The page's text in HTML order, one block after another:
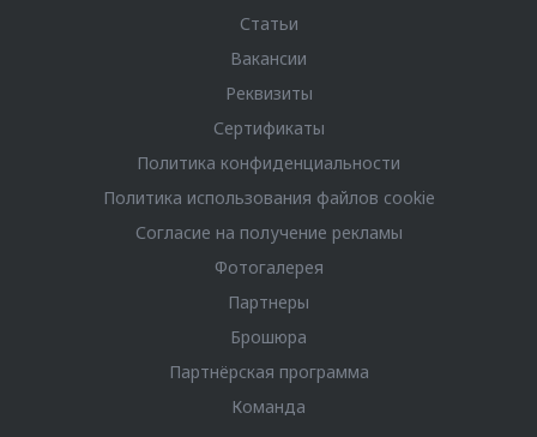
Статьи
Вакансии
Реквизиты
Сертификаты
Политика конфиденциальности
Политика использования файлов cookie
Согласие на получение рекламы
Фотогалерея
Партнеры
Брошюра
Партнёрская программа
Команда